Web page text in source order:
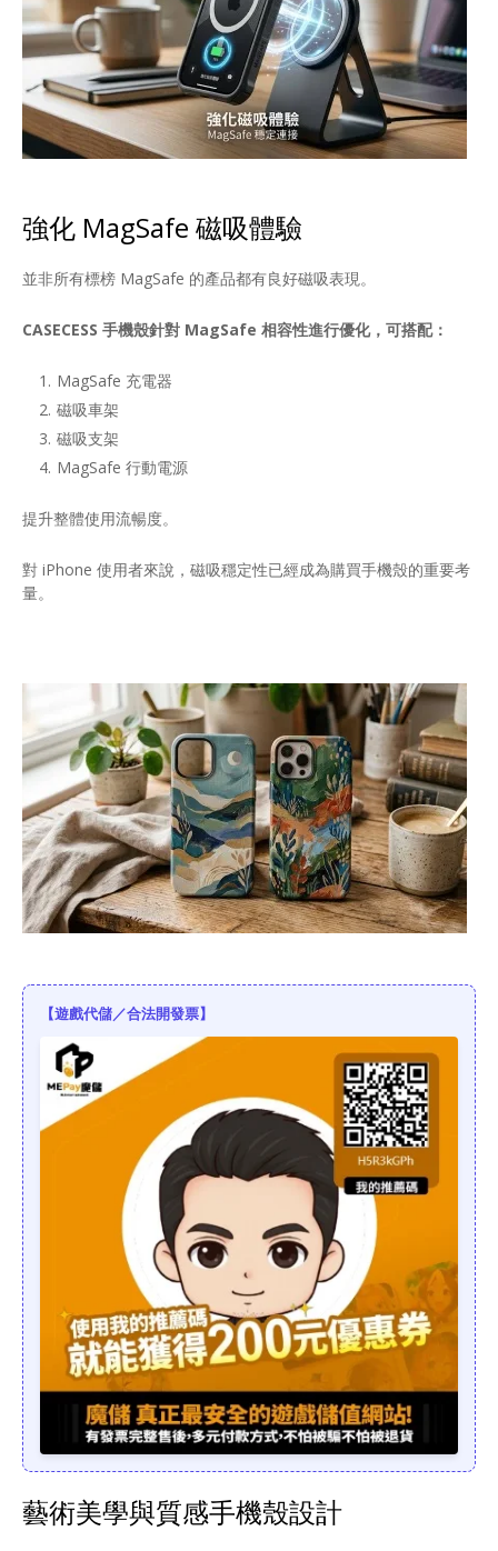
強化 MagSafe 磁吸體驗
並非所有標榜 MagSafe 的產品都有良好磁吸表現。
CASECESS 手機殼針對 MagSafe 相容性進行優化，可搭配：
MagSafe 充電器
磁吸車架
磁吸支架
MagSafe 行動電源
提升整體使用流暢度。
對 iPhone 使用者來說，磁吸穩定性已經成為購買手機殼的重要考
量。
【遊戲代儲／合法開發票】
藝術美學與質感手機殼設計